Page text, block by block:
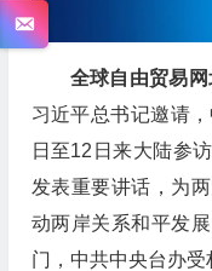
全球自由贸易网
习近平总书记邀请
日至12日来大陆参
发表重要讲话，为
动两岸关系和平发
门，中共中央台办受